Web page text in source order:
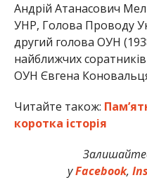
Андрій Атанасович
УНР, Голова Проводу
другий голова ОУН
найближчих
ОУН Євгена
Читайте також:
коротка історія
уFacebook,